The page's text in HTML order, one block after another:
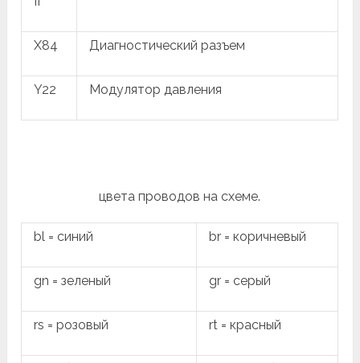
X84 Диагностический разъем
Y22 Модулятор давления
цвета проводов на схеме.
bl = синий br = коричневый
gn = зеленый gr = серый
rs = розовый rt = красный